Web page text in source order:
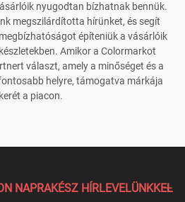
nyugodtan bízhatnak bennük.
megszilárdította hírünket, és segít
építeniük a vásárlóik
Amikor a Colormarkot
választ, amely a minőséget és a
helyre, támogatva márkája
a piacon.
NAPRAKÉSZ HÍRLEVELÜNKKEL